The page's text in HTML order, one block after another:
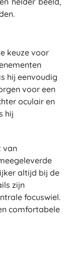
keuze voor
is hij eenvoudig
voor een
oculair en
hij
van
altijd bij de
zijn
focuswiel.
comfortabele